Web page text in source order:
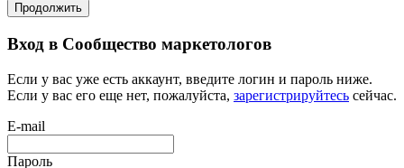
Продолжить
Вход в Сообщество маркетологов
Если у вас уже есть аккаунт, введите логин и пароль ниже.
Если у вас его еще нет, пожалуйста, зарегистрируйтесь сейчас.
E-mail
Пароль